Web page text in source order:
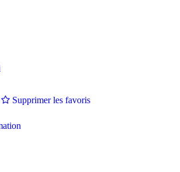
Supprimer les favoris